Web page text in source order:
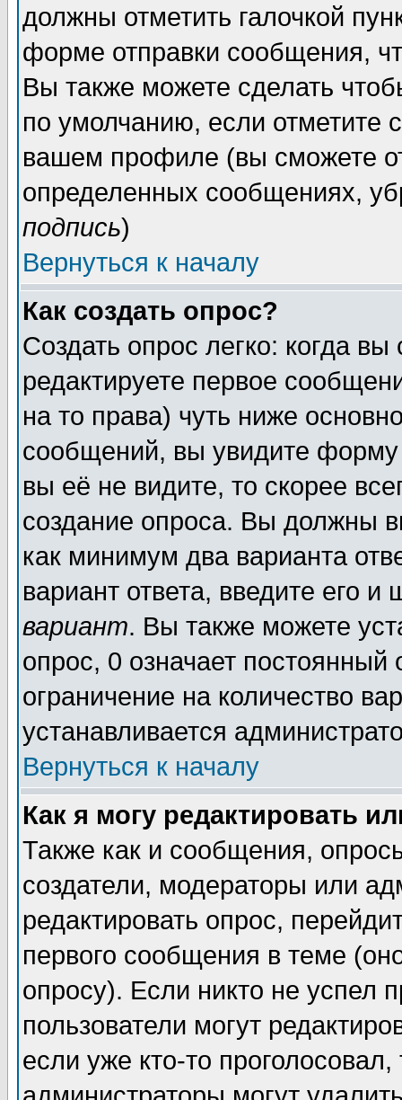
должны отметить галочкой
форме отправки сообщения,
Вы также можете сделать
по умолчанию, если отметите
вашем профиле (вы сможете
определенных сообщениях,
подпись)
Вернуться к началу
Как создать опрос?
Создать опрос легко: когда
редактируете первое
на то права) чуть ниже
сообщений, вы увидите
вы её не видите, то скорее
создание опроса. Вы должны
как минимум два варианта
вариант ответа, введите его
вариант. Вы также можете
опрос, 0 означает постоянный
ограничение на количество
устанавливается
Вернуться к началу
Как я могу редактировать
Также как и сообщения,
создатели, модераторы или
редактировать опрос,
первого сообщения в теме
опросу). Если никто не успел
пользователи могут
если уже кто-то